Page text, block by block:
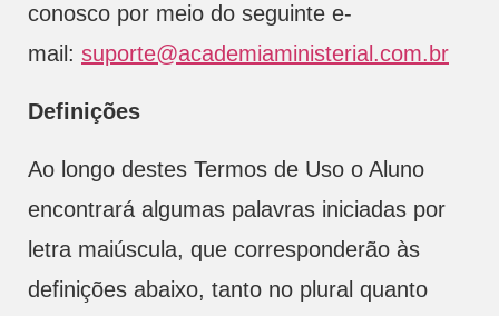
conosco por meio do seguinte e-
mail: suporte@academiaministerial.com.br
Definições
Ao longo destes Termos de Uso o Aluno
encontrará algumas palavras iniciadas por
letra maiúscula, que corresponderão às
definições abaixo, tanto no plural quanto